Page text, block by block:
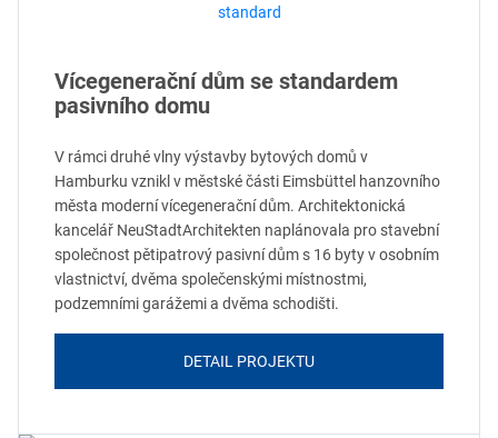
Vícegenerační dům se standardem
pasivního domu
V rámci druhé vlny výstavby bytových domů v
Hamburku vznikl v městské části Eimsbüttel hanzovního
města moderní vícegenerační dům. Architektonická
kancelář NeuStadtArchitekten naplánovala pro stavební
společnost pětipatrový pasivní dům s 16 byty v osobním
vlastnictví, dvěma společenskými místnostmi,
podzemními garážemi a dvěma schodišti.
DETAIL PROJEKTU